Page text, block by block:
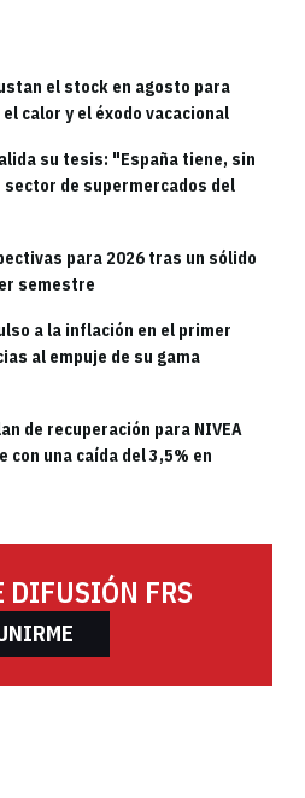
el stock en agosto para
calor y el éxodo vacacional
su tesis: "España tiene, sin
sector de supermercados del
para 2026 tras un sólido
semestre
a la inflación en el primer
al empuje de su gama
de recuperación para NIVEA
una caída del 3,5% en
DIFUSIÓN FRS